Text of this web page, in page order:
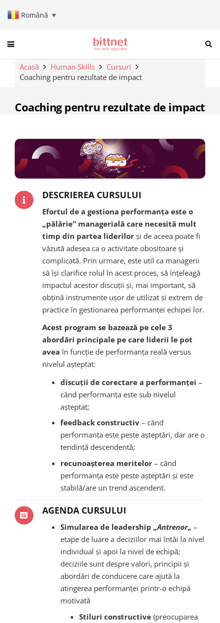
Română ▼
When autocomplete results
Acasă Human Skills
Cursuri
Coaching pentru rezultate de impact
Coaching pentru rezultate de impact
DESCRIEREA CURSULUI
Efortul de a gestiona performanța este o
„pălărie” managerială care necesită mult
timp din partea liderilorși de aceea poate fi
văzută adesea ca o activitate obositoare și
complicată. Prin urmare, este util ca managerii
să își clarifice rolul în acest proces, să înțeleagă
impactul acestor discuții și, mai important, să
obțină instrumente ușor de utilizat și extrem de
practice în gestionarea performanței echipei lor.
Acest program se bazează pe cele 3
abordări principale pe care liderii le pot
avea în funcție de performanța reală versus
nivelul așteptat:
discuții de corectare a performanței –
când performanța este sub nivelul
așteptat;
feedback constructiv – când
performanța este peste așteptări, dar are o
tendință descendentă;
recunoașterea meritelor – când
performanța este peste așteptări și este
stabilă/are un trend ascendent.
AGENDA CURSULUI
Simularea de leadership „Antrenor„ –
etape de luare a deciziilor mai întâi la nivel
individual și apoi la nivel de echipă;
deciziile sunt despre valori, principii și
abordări de conducere care ajută la
atingerea performanței printr-o echipă
motivată
Stiluri constructive(preocuparea